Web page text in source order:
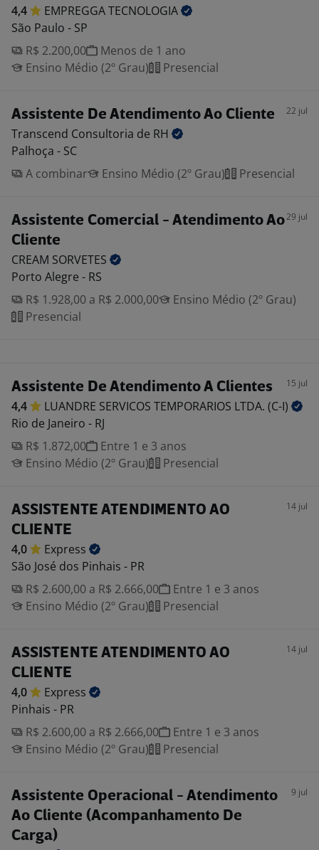
4,4 EMPREGGATECNOLOGIA
São Paulo - SP
R$ 2.200,00
Menos de 1 ano
Ensino Médio (2º Grau)
Presencial
Assistente De Atendimento Ao Cliente 22 jul
Transcend Consultoria de RH
Palhoça - SC
A combinar
Ensino Médio (2º Grau) Presencial
Assistente Comercial - Atendimento Ao
Cliente
29 jul
CREAM SORVETES
Porto Alegre - RS
R$ 1.928,00 a R$ 2.000,00
Ensino Médio (2º Grau)
Presencial
Assistente De Atendimento A Clientes 15 jul
4,4 LUANDRE SERVICOS TEMPORARIOS LTDA. (C-I)
Rio de Janeiro - RJ
R$ 1.872,00
Entre 1 e 3 anos
Ensino Médio (2º Grau)
Presencial
ASSISTENTE ATENDIMENTO AO
CLIENTE
14 jul
4,0
Express
São José dos Pinhais - PR
R$ 2.600,00 a R$ 2.666,00
Entre 1 e 3 anos
Ensino Médio (2º Grau)
Presencial
ASSISTENTE ATENDIMENTO AO
CLIENTE
14 jul
4,0
Express
Pinhais - PR
R$ 2.600,00 a R$ 2.666,00
Entre 1 e 3 anos
Ensino Médio (2º Grau)
Presencial
Assistente Operacional - Atendimento
Ao Cliente (Acompanhamento De
Carga)
9 jul